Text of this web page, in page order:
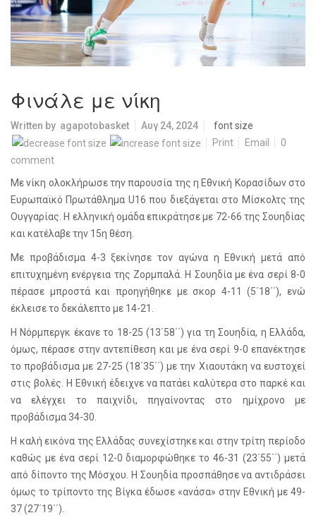
Φινάλε με νίκη
Written by agapotobasket Αυγ 24, 2024
font size
Print
Email
0
comment
Με νίκη ολοκλήρωσε την παρουσία της η Εθνική Κορασίδων στο
Ευρωπαϊκό Πρωτάθλημα U16 που διεξάγεται στο Μίσκολτς της
Ουγγαρίας. Η ελληνική ομάδα επικράτησε με 72-66 της Σουηδίας
και κατέλαβε την 15η θέση.
Με προβάδισμα 4-3 ξεκίνησε τον αγώνα η Εθνική μετά από
επιτυχημένη ενέργεια της Ζορμπαλά. Η Σουηδία με ένα σερί 8-0
πέρασε μπροστά και προηγήθηκε με σκορ 4-11 (5΄18΄΄), ενώ
έκλεισε το δεκάλεπτο με 14-21.
Η Νόρμπεργκ έκανε το 18-25 (13΄58΄΄) για τη Σουηδία, η Ελλάδα,
όμως, πέρασε στην αντεπίθεση και με ένα σερί 9-0 επανέκτησε
το προβάδισμα με 27-25 (18΄35΄΄) με την Χιαουτάκη να ευστοχεί
στις βολές. Η Εθνική έδειχνε να πατάει καλύτερα στο παρκέ και
να ελέγχει το παιχνίδι, πηγαίνοντας στο ημίχρονο με
προβάδισμα 34-30.
Η καλή εικόνα της Ελλάδας συνεχίστηκε και στην τρίτη περίοδο
καθώς με ένα σερί 12-0 διαμορφώθηκε το 46-31 (23΄55΄΄) μετά
από δίποντο της Μόσχου. Η Σουηδία προσπάθησε να αντιδράσει
όμως το τρίποντο της Βίγκα έδωσε «ανάσα» στην Εθνική με 49-
37 (27΄19΄΄).